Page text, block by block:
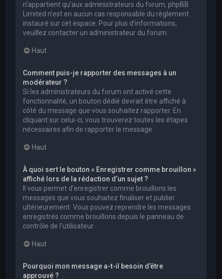
n’appartient qu’aux administrateurs du forum, phpBB
Limited n’est en aucun cas responsable du règlement
instauré sur cet espace. Pour plus d’informations,
veuillez contacter un administrateur du forum.
Haut
Comment puis-je rapporter des messages à un
modérateur ?
Si les administrateurs du forum ont activé cette
fonctionnalité, un bouton dédié devrait être affiché à
côté du message que vous souhaitez rapporter. En
cliquant sur celui-ci, vous trouverez toutes les étapes
nécessaires afin de rapporter le message.
Haut
À quoi sert le bouton « Enregistrer comme brouillon »
affiché lors de la rédaction d’un sujet ?
Il vous permet d’enregistrer comme brouillons les
messages que vous souhaitez finaliser et publier
ultérieurement. Vous pouvez reprendre les messages
enregistrés comme brouillons depuis le panneau de
contrôle de l’utilisateur.
Haut
Pourquoi mon message a-t-il besoin d’être
approuvé ?